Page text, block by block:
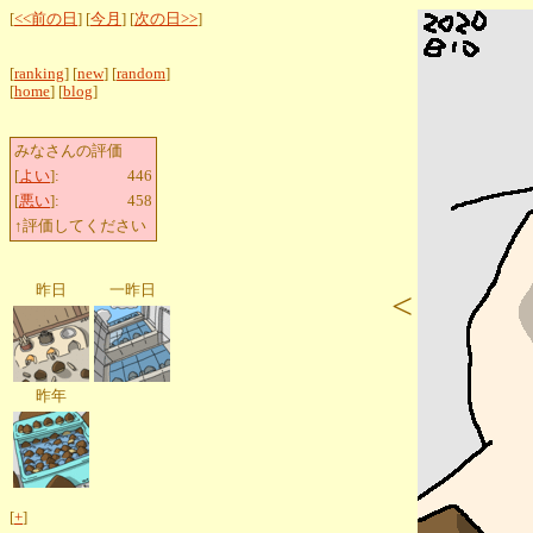
[<<前の日 ] [今月 ] [次の日>>]
[ranking] [new] [random]
[home] [blog]
みなさんの評価
[よい]:
446
[悪い]:
458
↑評価してください
昨日 一昨日
昨年
[+]
<